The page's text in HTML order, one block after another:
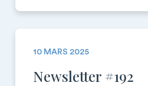
10 MARS 2025
Newsletter #192